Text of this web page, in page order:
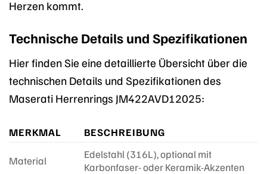
Herzen kommt.
Technische Details und Spezifikationen
Hier finden Sie eine detaillierte Übersicht über die
technischen Details und Spezifikationen des
Maserati Herrenrings JM422AVD12025:
MERKMAL BESCHREIBUNG
Material
Edelstahl (316L), optional mit
Karbonfaser- oder Keramik-Akzenten